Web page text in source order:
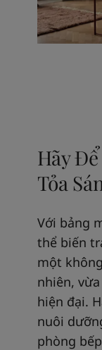
Hãy
Tỏa
Với bảng
thể biến
một
nhiên,
hiện đại.
nuôi
phòng